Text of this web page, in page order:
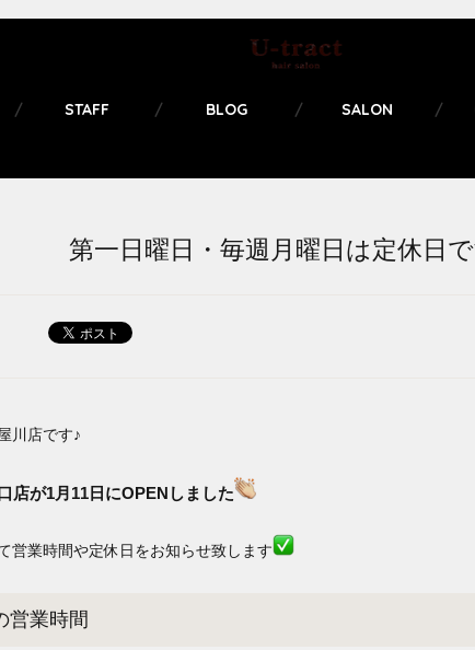
STAFF BLOG SALON
第一日曜日・毎週月曜日は定休日
川店です♪
店が1月11日にOPENしました
営業時間や定休日をお知らせ致します
営業時間